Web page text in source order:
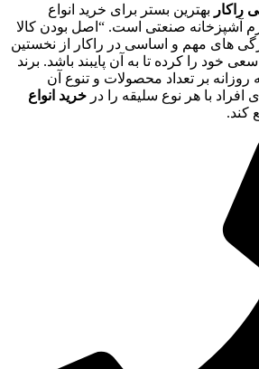
راکار بهترین بستر برای خرید انواع
آشپزخانه صنعتی است. “اصل بودن کالا
های مهم و اساسی در راکار از نخستین
خود را کرده تا به آن پایبند باشد. برند
روزانه بر تعداد محصولات و تنوع آن
ی افراد با هر نوع سلیقه را در خرید انواع
کند.